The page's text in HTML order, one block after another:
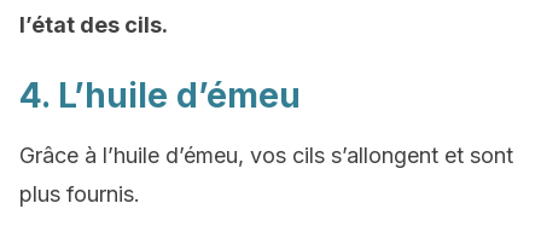
l’état des cils.
4. L’huile d’émeu
Grâce à l’huile d’émeu, vos cils s’allongent et sont
plus fournis.